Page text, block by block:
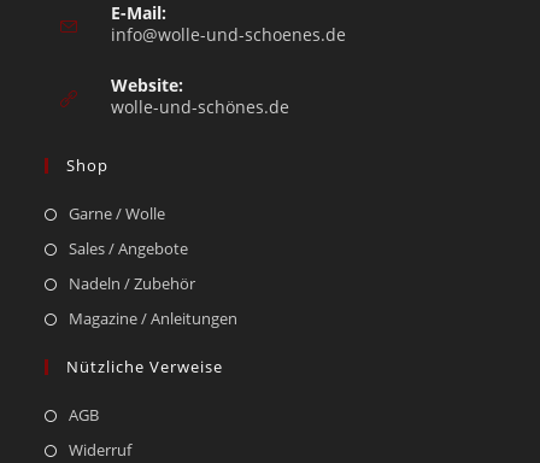
E-Mail:
info@wolle-und-schoenes.de
Website:
wolle-und-schönes.de
Shop
Garne / Wolle
Sales / Angebote
Nadeln / Zubehör
Magazine / Anleitungen
Nützliche Verweise
AGB
Widerruf